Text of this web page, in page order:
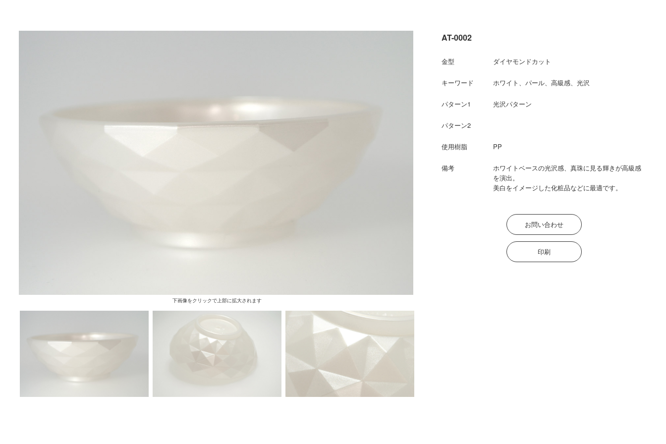
下画像をクリックで上部に拡大されます
AT-0002
金型 ダイヤモンドカット
キーワード ホワイト、パール、高級感、光沢
パターン1 光沢パターン
パターン2
使用樹脂 PP
備考
ホワイトベースの光沢感、真珠に見る輝きが高級感
を演出。
美白をイメージした化粧品などに最適です。
お問い合わせ
印刷